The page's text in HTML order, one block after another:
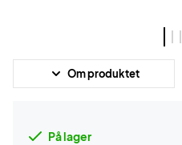
Om produktet
På lager